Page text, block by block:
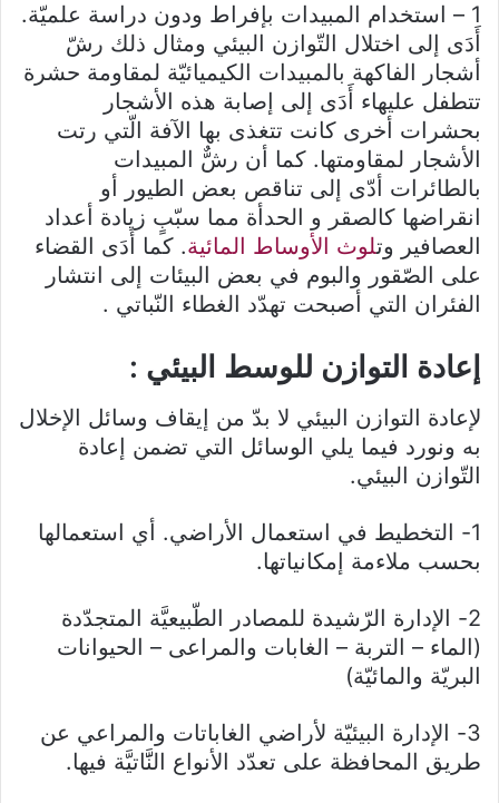
1 – استخدام المبيدات بإفراط ودون دراسة علميّة.
أَدَى إلى اختلال التّوازن البيئي ومثال ذلك رشّ
أشجار الفاكهة بالمبيدات الكيميائيّة لمقاومة حشرة
تتطفل عليهاء أَدَى إلى إصابة هذه الأشجار
بحشرات أخرى كانت تتغذى بها الآفة الّتي رتت
الأشجار لمقاومتها. كما أن رشٌّ المبيدات
بالطائرات أدّى إلى تناقص بعض الطيور أو
انقراضها كالصقر و الحدأة مما سبّبٍ زيادة أعداد
العصافير وتلوث الأوساط المائية. كما أَدَى القضاء
على الصّقور والبوم في بعض البيئات إلى انتشار
الفئران التي أصبحت تهدّد الغطاء النّباتي .
إعادة التوازن للوسط البيئي :
لإعادة التوازن البيئي لا بدّ من إيقاف وسائل الإخلال
به ونورد فيما يلي الوسائل التي تضمن إعادة
التّوازن البيئي.
1- التخطيط في استعمال الأراضي. أي استعمالها
بحسب ملاءمة إمكانياتها.
2- الإدارة الرّشيدة للمصادر الطّبيعيَّة المتجدّدة
(الماء – التربة – الغابات والمراعى – الحيوانات
البريّة والمائيّة)
3- الإدارة البيئيّة لأراضي الغاباتات والمراعي عن
طريق المحافظة على تعدّد الأنواع النََّاتيَّة فيها.